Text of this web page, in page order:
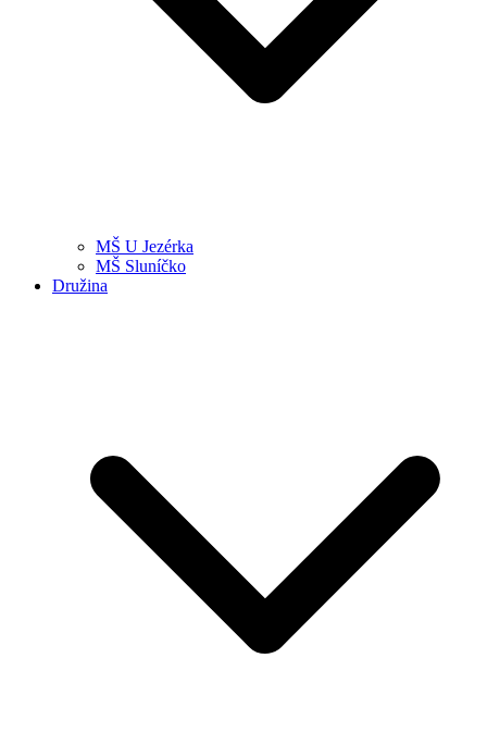
MŠ U Jezérka
MŠ Sluníčko
Družina